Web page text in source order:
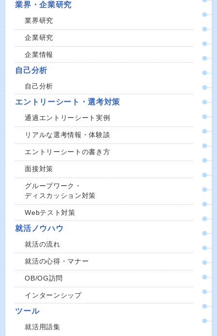
業界・企業研究
業界研究
企業研究
企業情報
自己分析
自己分析
エントリーシート・選考対策
通過エントリーシート実例
リアルな選考情報・体験談
エントリーシートの書き方
面接対策
グループワーク・
ディスカッション対策
Webテスト対策
就活ノウハウ
就活の流れ
就活の心得・マナー
OB/OG訪問
インターンシップ
ツール
就活用語集